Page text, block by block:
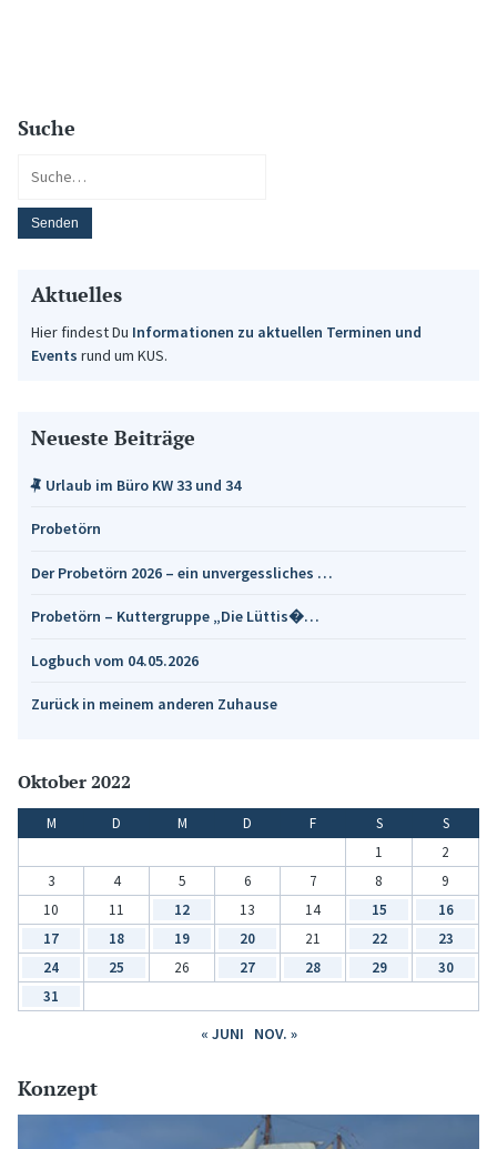
Suche
Aktuelles
Hier findest Du Informationen zu aktuellen Terminen und
Events rund um KUS.
Neueste Beiträge
Urlaub im Büro KW 33 und 34
Probetörn
Der Probetörn 2026 – ein unvergessliches …
Probetörn – Kuttergruppe „Die Lüttis�…
Logbuch vom 04.05.2026
Zurück in meinem anderen Zuhause
Oktober 2022
M D M D F S
S
1
2
3
4 5 6 7 8
9
10
11 12 13 14 15
16
17
18 19 20 21 22
23
24
25 26 27 28 29
30
31
« JUNI NOV. »
Konzept